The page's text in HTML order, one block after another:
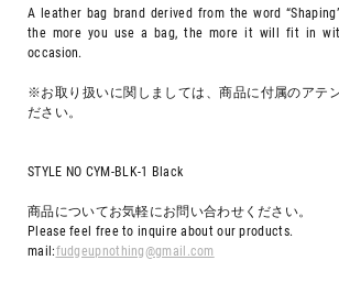
A leather bag brand derived from the word
the more you use a bag, the more it will fit in
occasion.
※お取り扱いに関しましては、商品に付属のアテ
ださい。
STYLE NO CYM-BLK-1 Black
商品についてお気軽にお問い合わせください。
Please feel free to inquire about our products.
mail:fudgeupnothing@gmail.com